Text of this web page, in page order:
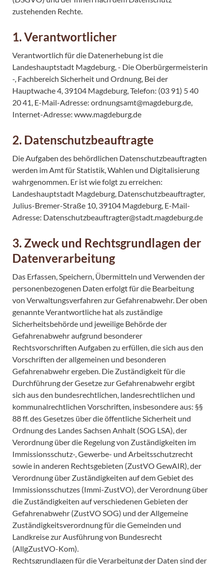
zustehenden Rechte.
1. Verantwortlicher
Verantwortlich für die Datenerhebung ist die
Landeshauptstadt Magdeburg, - Die Oberbürgermeisterin
-, Fachbereich Sicherheit und Ordnung, Bei der
Hauptwache 4, 39104 Magdeburg, Telefon: (03 91) 5 40
20 41, E-Mail-Adresse: ordnungsamt@magdeburg.de,
Internet-Adresse: www.magdeburg.de
2. Datenschutzbeauftragte
Die Aufgaben des behördlichen Datenschutzbeauftragten
werden im Amt für Statistik, Wahlen und Digitalisierung
wahrgenommen. Er ist wie folgt zu erreichen:
Landeshauptstadt Magdeburg, Datenschutzbeauftragter,
Julius-Bremer-Straße 10, 39104 Magdeburg, E-Mail-
Adresse: Datenschutzbeauftragter@stadt.magdeburg.de
3. Zweck und Rechtsgrundlagen der
Datenverarbeitung
Das Erfassen, Speichern, Übermitteln und Verwenden der
personenbezogenen Daten erfolgt für die Bearbeitung
von Verwaltungsverfahren zur Gefahrenabwehr. Der oben
genannte Verantwortliche hat als zuständige
Sicherheitsbehörde und jeweilige Behörde der
Gefahrenabwehr aufgrund besonderer
Rechtsvorschriften Aufgaben zu erfüllen, die sich aus den
Vorschriften der allgemeinen und besonderen
Gefahrenabwehr ergeben. Die Zuständigkeit für die
Durchführung der Gesetze zur Gefahrenabwehr ergibt
sich aus den bundesrechtlichen, landesrechtlichen und
kommunalrechtlichen Vorschriften, insbesondere aus: §§
88 ff. des Gesetzes über die öffentliche Sicherheit und
Ordnung des Landes Sachsen Anhalt (SOG LSA), der
Verordnung über die Regelung von Zuständigkeiten im
Immissionsschutz-, Gewerbe- und Arbeitsschutzrecht
sowie in anderen Rechtsgebieten (ZustVO GewAIR), der
Verordnung über Zuständigkeiten auf dem Gebiet des
Immissionsschutzes (Immi-ZustVO), der Verordnung über
die Zuständigkeiten auf verschiedenen Gebieten der
Gefahrenabwehr (ZustVO SOG) und der Allgemeine
Zuständigkeitsverordnung für die Gemeinden und
Landkreise zur Ausführung von Bundesrecht
(AllgZustVO-Kom).
Rechtsgrundlagen für die Verarbeitung der Daten sind der